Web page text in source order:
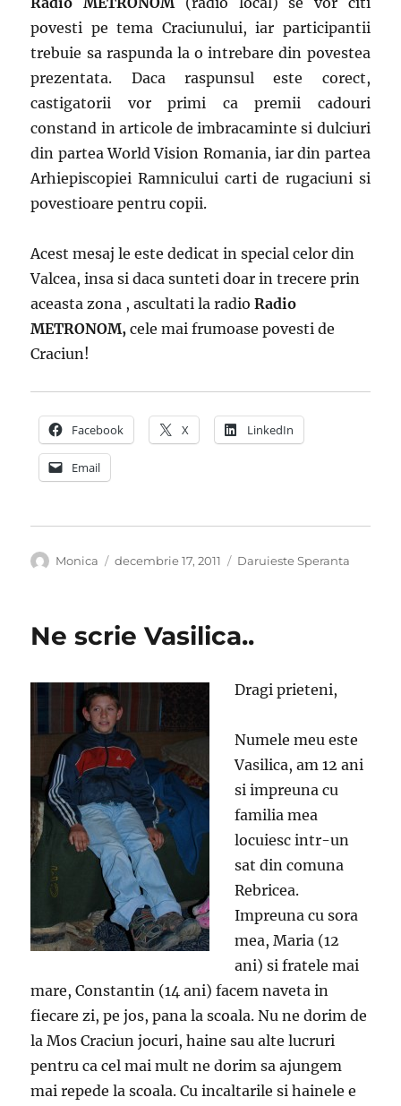
povesti pe tema Craciunului, iar participantii
trebuie sa raspunda la o intrebare din povestea
prezentata. Daca raspunsul este corect,
castigatorii vor primi ca premii cadouri
constand in articole de imbracaminte si dulciuri
din partea World Vision Romania, iar din partea
Arhiepiscopiei Ramnicului carti de rugaciuni si
povestioare pentru copii.
Acest mesaj le este dedicat in special celor din
Valcea, insa si daca sunteti doar in trecere prin
aceasta zona , ascultati la radioRadio
METRONOM,cele mai frumoase povesti de
Craciun!
Facebook X LinkedIn
Email
Autor
Monica
Publicat
decembrie 17, 2011 Categorii
Daruieste Speranta
Ne scrie Vasilica..
Dragi prieteni,
Numele meu este
Vasilica, am 12 ani
si impreuna cu
familia mea
locuiesc intr-un
sat din comuna
Rebricea.
Impreuna cu sora
mea, Maria (12
ani) si fratele mai
mare, Constantin (14 ani) facem naveta in
fiecare zi, pe jos, pana la scoala. Nu ne dorim de
la Mos Craciun jocuri, haine sau alte lucruri
pentru ca cel mai mult ne dorim sa ajungem
mai repede la scoala. Cu incaltarile si hainele e